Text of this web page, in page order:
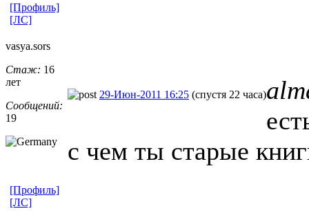
[Профиль]
[ЛС]
vasya.sors
Стаж: 16
лет
Сообщений:
19
29-Июн-2011 16:25 (спустя 22 часа)
с чем ты старые
[Профиль]
[ЛС]